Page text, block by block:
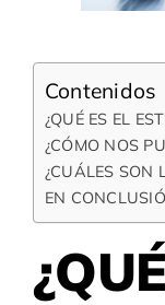
Contenidos
¿QUÉ ES EL
¿CÓMO NOS
¿CUÁLES SON
EN